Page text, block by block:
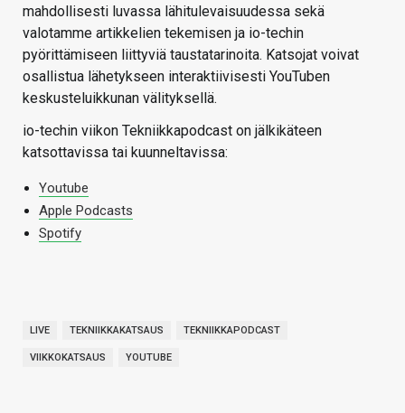
mahdollisesti luvassa lähitulevaisuudessa sekä
valotamme artikkelien tekemisen ja io-techin
pyörittämiseen liittyviä taustatarinoita. Katsojat voivat
osallistua lähetykseen interaktiivisesti YouTuben
keskusteluikkunan välityksellä.
io-techin viikon Tekniikkapodcast on jälkikäteen
katsottavissa tai kuunneltavissa:
Youtube
Apple Podcasts
Spotify
LIVE TEKNIIKKAKATSAUS TEKNIIKKAPODCAST
VIIKKOKATSAUS YOUTUBE